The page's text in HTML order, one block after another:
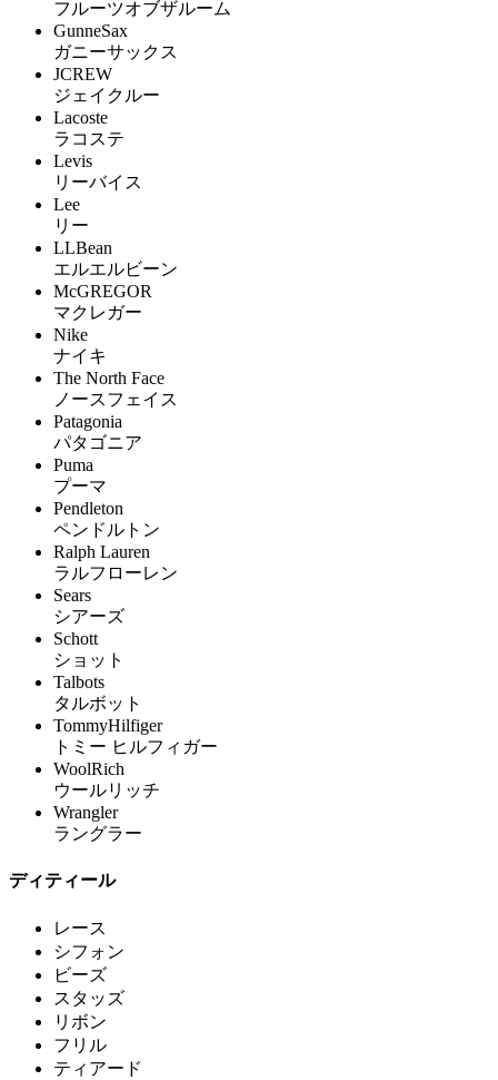
フルーツオブザルーム
GunneSax
ガニーサックス
JCREW
ジェイクルー
Lacoste
ラコステ
Levis
リーバイス
Lee
リー
LLBean
エルエルビーン
McGREGOR
マクレガー
Nike
ナイキ
The North Face
ノースフェイス
Patagonia
パタゴニア
Puma
プーマ
Pendleton
ペンドルトン
Ralph Lauren
ラルフローレン
Sears
シアーズ
Schott
ショット
Talbots
タルボット
TommyHilfiger
トミー ヒルフィガー
WoolRich
ウールリッチ
Wrangler
ラングラー
ディティール
レース
シフォン
ビーズ
スタッズ
リボン
フリル
ティアード